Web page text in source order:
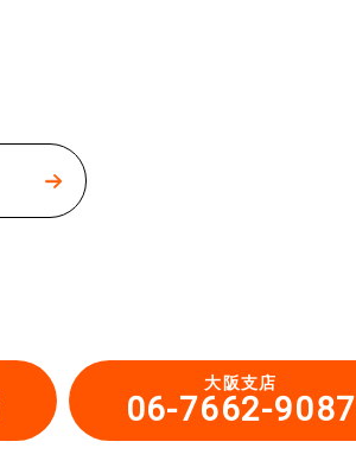
大阪支店
06-7662-9087